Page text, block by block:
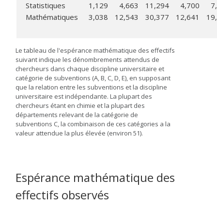
Statistiques
1,129 4,663 11,294 4,700
Mathématiques
3,038 12,543 30,377 12,641
Le tableau de l'espérance mathématique des effectifs
suivant indique les dénombrements attendus de
chercheurs dans chaque discipline universitaire et
catégorie de subventions (A, B, C, D, E), en supposant
que la relation entre les subventions et la discipline
universitaire est indépendante. La plupart des
chercheurs étant en chimie et la plupart des
départements relevant de la catégorie de
subventions C, la combinaison de ces catégories a la
valeur attendue la plus élevée (environ 51).
Espérance mathématique des
effectifs observés